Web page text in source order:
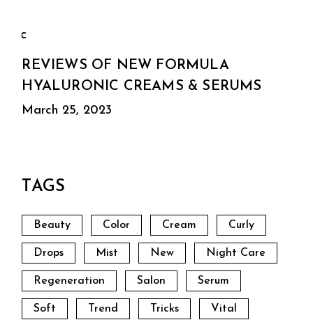
REVIEWS OF NEW FORMULA
HYALURONIC CREAMS & SERUMS
March 25, 2023
TAGS
Beauty Color Cream Curly
Drops Mist New Night Care
Regeneration Salon Serum
Soft Trend Tricks Vital